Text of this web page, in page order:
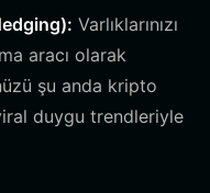
Varlıklarınızı
aracı olarak
şu anda kripto
duygu trendleriyle